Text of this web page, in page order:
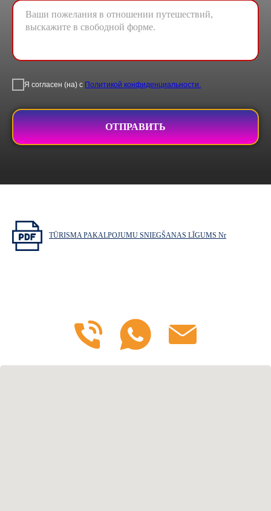
Я согласен (на) с Политикой конфиденциальности.
ОТПРАВИТЬ
TŪRISMA PAKALPOJUMU SNIEGŠANAS LĪGUMS Nr